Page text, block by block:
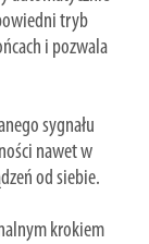
tryb
i pozwala
sygnału
nawet w
od siebie.
krokiem